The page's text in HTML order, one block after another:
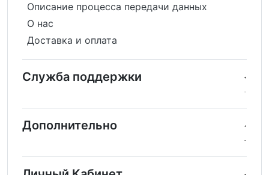
Описание процесса передачи данных
О нас
Доставка и оплата
Служба поддержки
Дополнительно